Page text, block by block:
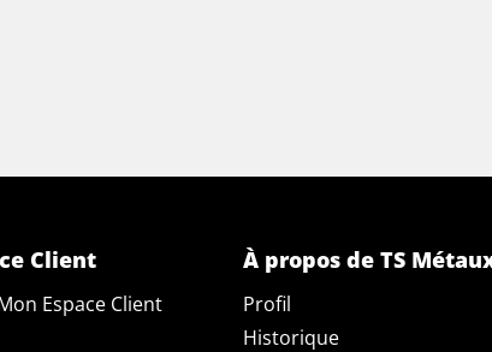
Client
Espace Client
À propos de TS
Profil
Historique